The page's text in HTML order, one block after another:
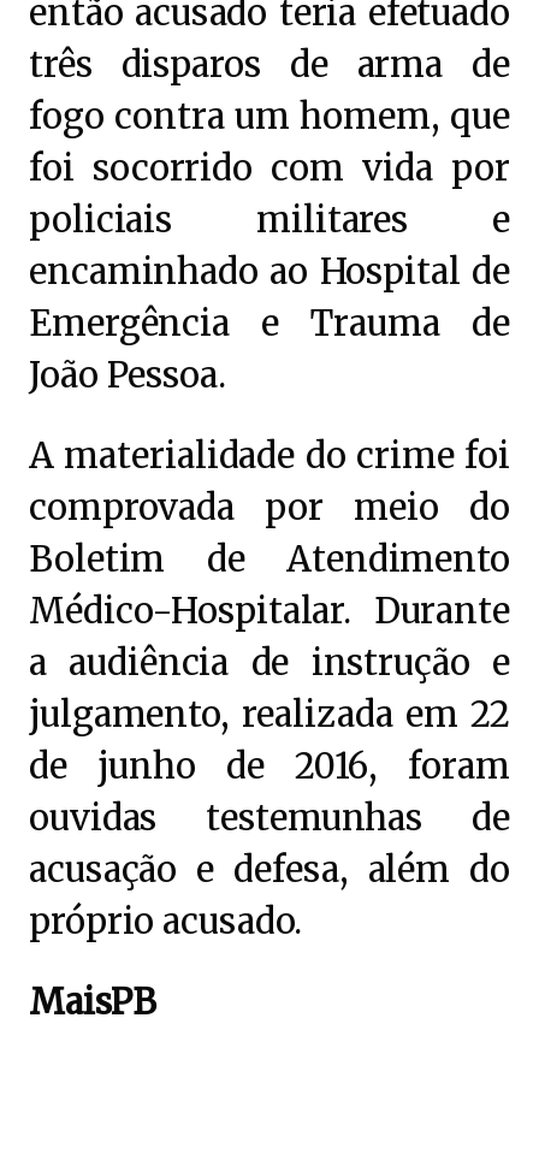
então acusado teria efetuado
três disparos de arma de
fogo contra um homem, que
foi socorrido com vida por
policiais militares e
encaminhado ao Hospital de
Emergência e Trauma de
João Pessoa.
A materialidade do crime foi
comprovada por meio do
Boletim de Atendimento
Médico-Hospitalar. Durante
a audiência de instrução e
julgamento, realizada em 22
de junho de 2016, foram
ouvidas testemunhas de
acusação e defesa, além do
próprio acusado.
MaisPB